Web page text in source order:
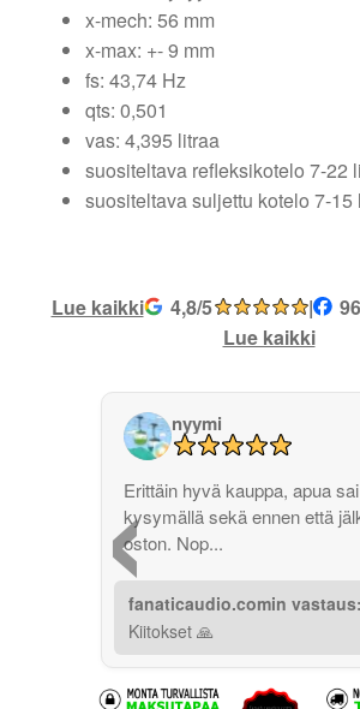
x-mech: 56 mm
x-max: +- 9 mm
fs: 43,74 Hz
qts: 0,501
vas: 4,395 litraa
suositeltava refleksikotelo 7-22
suositeltava suljettu kotelo 7-15
Lue kaikki 4,8/5 |
Lue kaikki
‹
nyymi
Erittäin hyvä kauppa, apua sai
kysymällä sekä ennen että
oston. Nop...
fanaticaudio.comin vastaus:
Kiitokset 🙏